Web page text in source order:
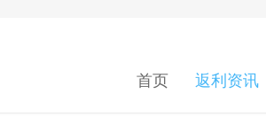
首页 返利资讯